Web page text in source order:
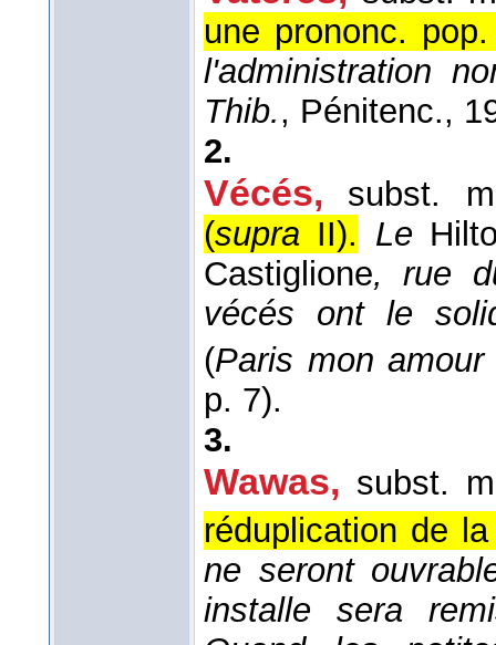
une prononc.
l'administration
Thib., Pénitenc.,
2.
Vécés,
subst.
(supra II). Le
Castiglione, rue
vécés ont le
(Paris mon amour
p. 7).
3.
Wawas, subst.
réduplication de
ne seront
installe sera